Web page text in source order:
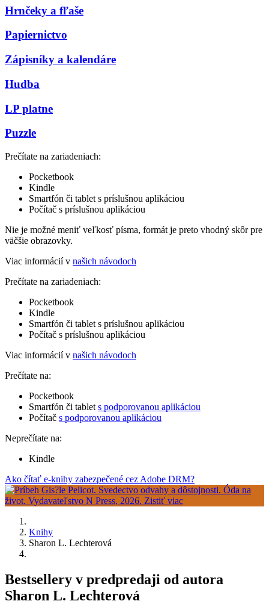
Hrnčeky a fľaše
Papiernictvo
Zápisníky a kalendáre
Hudba
LP platne
Puzzle
Prečítate na zariadeniach:
Pocketbook
Kindle
Smartfón či tablet s príslušnou aplikáciou
Počítač s príslušnou aplikáciou
Nie je možné meniť veľkosť písma, formát je preto vhodný skôr pre
väčšie obrazovky.
Viac informácií v našich návodoch
Prečítate na zariadeniach:
Pocketbook
Kindle
Smartfón či tablet s príslušnou aplikáciou
Počítač s príslušnou aplikáciou
Viac informácií v našich návodoch
Prečítate na:
Pocketbook
Smartfón či tablet s podporovanou aplikáciou
Počítač s podporovanou aplikáciou
Neprečítate na:
Kindle
Ako čítať e-knihy zabezpečené cez Adobe DRM?
Knihy
Sharon L. Lechterová
Bestsellery v predpredaji od autora
Sharon L. Lechterová